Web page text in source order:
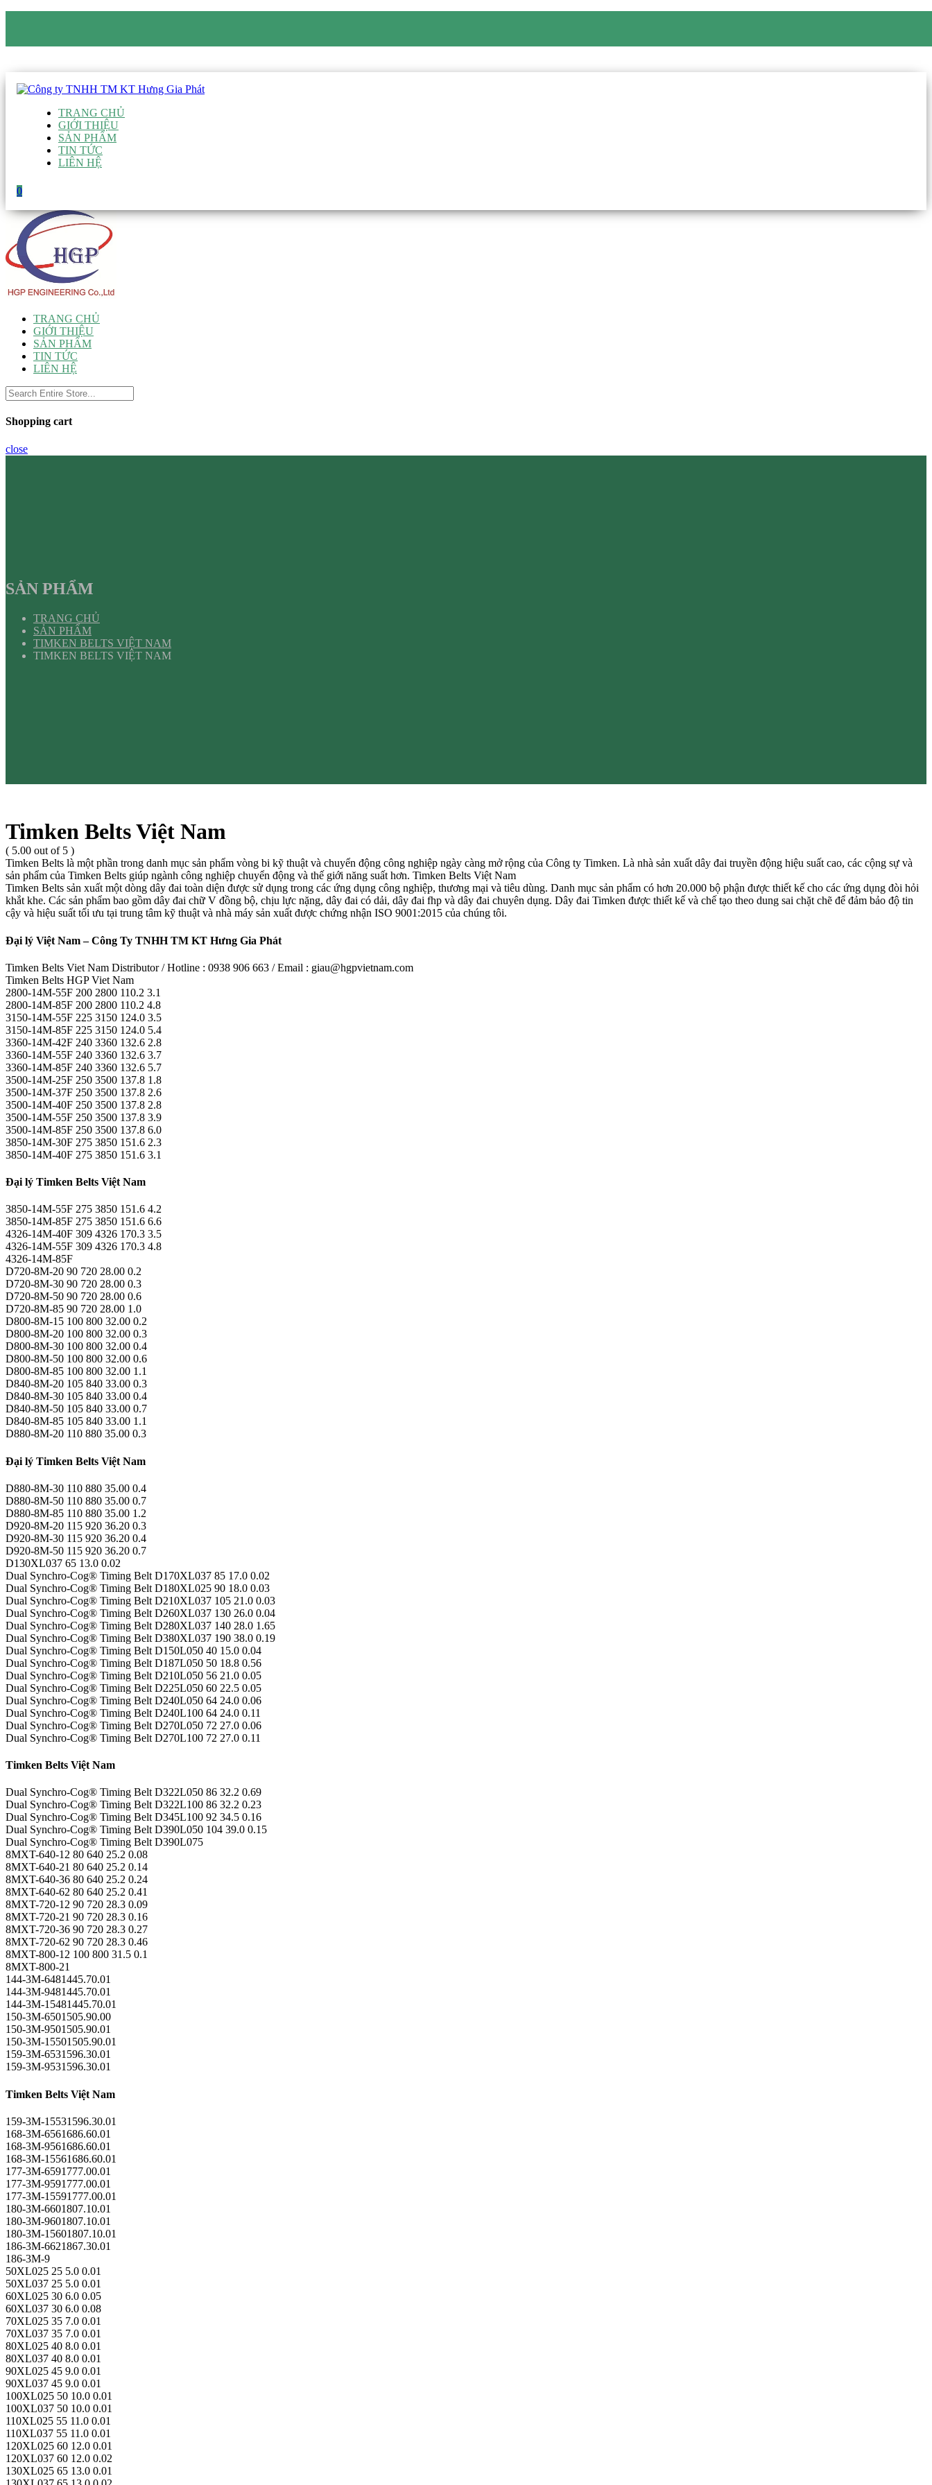
TRANG CHỦ
GIỚI THIỆU
SẢN PHẨM
TIN TỨC
LIÊN HỆ
0
TRANG CHỦ
GIỚI THIỆU
SẢN PHẨM
TIN TỨC
LIÊN HỆ
Shopping cart
close
SẢN PHẨM
TRANG CHỦ
SẢN PHẨM
TIMKEN BELTS VIỆT NAM
TIMKEN BELTS VIỆT NAM
Timken Belts Việt Nam
( 5.00 out of 5 )
Timken Belts là một phần trong danh mục sản phẩm vòng bi kỹ thuật và chuyển động công nghiệp ngày càng mở rộng của Công ty Timken. Là nhà sản xuất dây đai truyền động hiệu suất cao, các cộng sự và
sản phẩm của Timken Belts giúp ngành công nghiệp chuyển động và thế giới năng suất hơn. Timken Belts Việt Nam
Timken Belts sản xuất một dòng dây đai toàn diện được sử dụng trong các ứng dụng công nghiệp, thương mại và tiêu dùng. Danh mục sản phẩm có hơn 20.000 bộ phận được thiết kế cho các ứng dụng đòi hỏi
khắt khe. Các sản phẩm bao gồm dây đai chữ V đồng bộ, chịu lực nặng, dây đai có dải, dây đai fhp và dây đai chuyên dụng. Dây đai Timken được thiết kế và chế tạo theo dung sai chặt chẽ để đảm bảo độ tin
cậy và hiệu suất tối ưu tại trung tâm kỹ thuật và nhà máy sản xuất được chứng nhận ISO 9001:2015 của chúng tôi.
Đại lý Việt Nam – Công Ty TNHH TM KT Hưng Gia Phát
Timken Belts Viet Nam Distributor / Hotline : 0938 906 663 / Email : giau@hgpvietnam.com
Timken Belts HGP Viet Nam
2800-14M-55F 200 2800 110.2 3.1
2800-14M-85F 200 2800 110.2 4.8
3150-14M-55F 225 3150 124.0 3.5
3150-14M-85F 225 3150 124.0 5.4
3360-14M-42F 240 3360 132.6 2.8
3360-14M-55F 240 3360 132.6 3.7
3360-14M-85F 240 3360 132.6 5.7
3500-14M-25F 250 3500 137.8 1.8
3500-14M-37F 250 3500 137.8 2.6
3500-14M-40F 250 3500 137.8 2.8
3500-14M-55F 250 3500 137.8 3.9
3500-14M-85F 250 3500 137.8 6.0
3850-14M-30F 275 3850 151.6 2.3
3850-14M-40F 275 3850 151.6 3.1
Đại lý Timken Belts Việt Nam
3850-14M-55F 275 3850 151.6 4.2
3850-14M-85F 275 3850 151.6 6.6
4326-14M-40F 309 4326 170.3 3.5
4326-14M-55F 309 4326 170.3 4.8
4326-14M-85F
D720-8M-20 90 720 28.00 0.2
D720-8M-30 90 720 28.00 0.3
D720-8M-50 90 720 28.00 0.6
D720-8M-85 90 720 28.00 1.0
D800-8M-15 100 800 32.00 0.2
D800-8M-20 100 800 32.00 0.3
D800-8M-30 100 800 32.00 0.4
D800-8M-50 100 800 32.00 0.6
D800-8M-85 100 800 32.00 1.1
D840-8M-20 105 840 33.00 0.3
D840-8M-30 105 840 33.00 0.4
D840-8M-50 105 840 33.00 0.7
D840-8M-85 105 840 33.00 1.1
D880-8M-20 110 880 35.00 0.3
Đại lý Timken Belts Việt Nam
D880-8M-30 110 880 35.00 0.4
D880-8M-50 110 880 35.00 0.7
D880-8M-85 110 880 35.00 1.2
D920-8M-20 115 920 36.20 0.3
D920-8M-30 115 920 36.20 0.4
D920-8M-50 115 920 36.20 0.7
D130XL037 65 13.0 0.02
Dual Synchro-Cog® Timing Belt D170XL037 85 17.0 0.02
Dual Synchro-Cog® Timing Belt D180XL025 90 18.0 0.03
Dual Synchro-Cog® Timing Belt D210XL037 105 21.0 0.03
Dual Synchro-Cog® Timing Belt D260XL037 130 26.0 0.04
Dual Synchro-Cog® Timing Belt D280XL037 140 28.0 1.65
Dual Synchro-Cog® Timing Belt D380XL037 190 38.0 0.19
Dual Synchro-Cog® Timing Belt D150L050 40 15.0 0.04
Dual Synchro-Cog® Timing Belt D187L050 50 18.8 0.56
Dual Synchro-Cog® Timing Belt D210L050 56 21.0 0.05
Dual Synchro-Cog® Timing Belt D225L050 60 22.5 0.05
Dual Synchro-Cog® Timing Belt D240L050 64 24.0 0.06
Dual Synchro-Cog® Timing Belt D240L100 64 24.0 0.11
Dual Synchro-Cog® Timing Belt D270L050 72 27.0 0.06
Dual Synchro-Cog® Timing Belt D270L100 72 27.0 0.11
Timken Belts Việt Nam
Dual Synchro-Cog® Timing Belt D322L050 86 32.2 0.69
Dual Synchro-Cog® Timing Belt D322L100 86 32.2 0.23
Dual Synchro-Cog® Timing Belt D345L100 92 34.5 0.16
Dual Synchro-Cog® Timing Belt D390L050 104 39.0 0.15
Dual Synchro-Cog® Timing Belt D390L075
8MXT-640-12 80 640 25.2 0.08
8MXT-640-21 80 640 25.2 0.14
8MXT-640-36 80 640 25.2 0.24
8MXT-640-62 80 640 25.2 0.41
8MXT-720-12 90 720 28.3 0.09
8MXT-720-21 90 720 28.3 0.16
8MXT-720-36 90 720 28.3 0.27
8MXT-720-62 90 720 28.3 0.46
8MXT-800-12 100 800 31.5 0.1
8MXT-800-21
144-3M-6481445.70.01
144-3M-9481445.70.01
144-3M-15481445.70.01
150-3M-6501505.90.00
150-3M-9501505.90.01
150-3M-15501505.90.01
159-3M-6531596.30.01
159-3M-9531596.30.01
Timken Belts Việt Nam
159-3M-15531596.30.01
168-3M-6561686.60.01
168-3M-9561686.60.01
168-3M-15561686.60.01
177-3M-6591777.00.01
177-3M-9591777.00.01
177-3M-15591777.00.01
180-3M-6601807.10.01
180-3M-9601807.10.01
180-3M-15601807.10.01
186-3M-6621867.30.01
186-3M-9
50XL025 25 5.0 0.01
50XL037 25 5.0 0.01
60XL025 30 6.0 0.05
60XL037 30 6.0 0.08
70XL025 35 7.0 0.01
70XL037 35 7.0 0.01
80XL025 40 8.0 0.01
80XL037 40 8.0 0.01
90XL025 45 9.0 0.01
90XL037 45 9.0 0.01
100XL025 50 10.0 0.01
100XL037 50 10.0 0.01
110XL025 55 11.0 0.01
110XL037 55 11.0 0.01
120XL025 60 12.0 0.01
120XL037 60 12.0 0.02
130XL025 65 13.0 0.01